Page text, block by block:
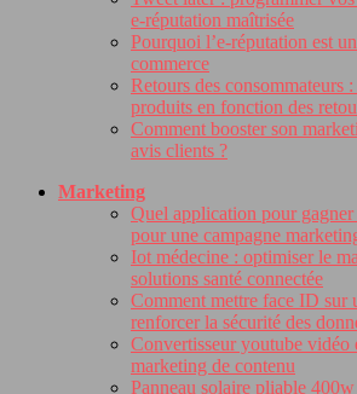
e-réputation maîtrisée
Pourquoi l’e-réputation est
commerce
Retours des consommateurs
produits en fonction des
Comment booster son
avis clients ?
Marketing
Quel application pour gagner
pour une campagne
Iot médecine : optimiser le
solutions santé connectée
Comment mettre face ID sur
renforcer la sécurité des
Convertisseur youtube
marketing de contenu
Panneau solaire pliable